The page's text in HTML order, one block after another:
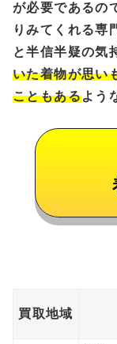
が必要であるの
りみてくれる専
と半信半疑の気
いた着物が思い
こともあるよう
買取地域